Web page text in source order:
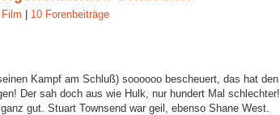
10 Forenbeiträge
Kampf am Schluß) soooooo bescheuert, das hat den
Der sah doch aus wie Hulk, nur hundert Mal schlechter!
gut. Stuart Townsend war geil, ebenso Shane West.